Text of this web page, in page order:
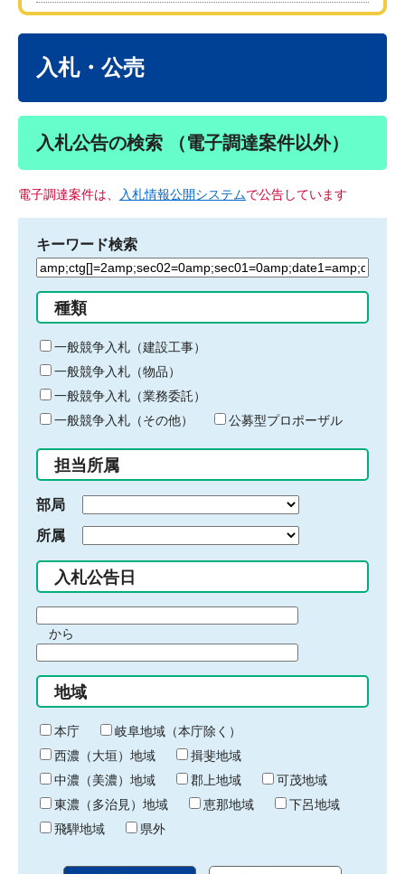
入札・公売
入札公告の検索 （電子調達案件以外）
電子調達案件は、 入札情報公開システムで公告しています
キーワード検索
検
る
キ
ー
ワ
ー
ド
入
力
種類
一般競争入札（建設工事）
一般競争入札（物品）
一般競争入札（業務委託）
一般競争入札（その他）
公募型プロポーザル
担当所属
部局
所属
入札公告日
間
始
り
から
間
終
わ
り
地域
本庁
岐阜地域（本庁除く）
西濃（大垣）地域
揖斐地域
中濃（美濃）地域
郡上地域
可茂地域
東濃（多治見）地域
恵那地域
下呂地域
飛騨地域
県外